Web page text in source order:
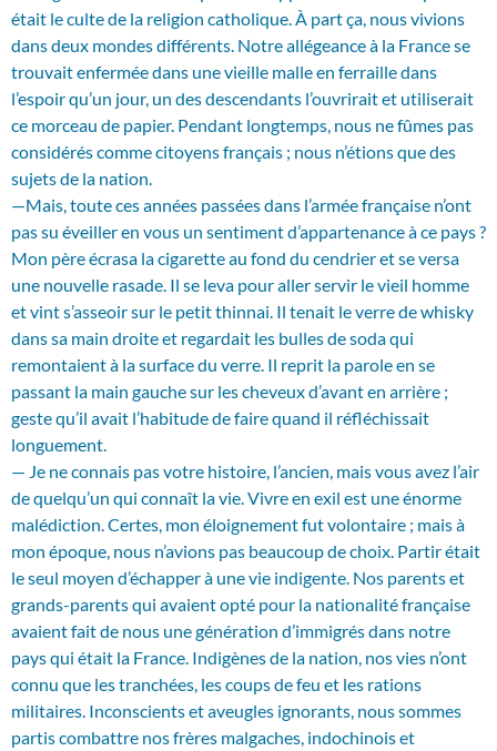
était le culte de la religion catholique. À part ça, nous vivions
dans deux mondes différents. Notre allégeance à la France se
trouvait enfermée dans une vieille malle en ferraille dans
l’espoir qu’un jour, un des descendants l’ouvrirait et utiliserait
ce morceau de papier. Pendant longtemps, nous ne fûmes pas
considérés comme citoyens français ; nous n’étions que des
sujets de la nation.
—Mais, toute ces années passées dans l’armée française n’ont
pas su éveiller en vous un sentiment d’appartenance à ce pays ?
Mon père écrasa la cigarette au fond du cendrier et se versa
une nouvelle rasade. Il se leva pour aller servir le vieil homme
et vint s’asseoir sur le petit thinnai. Il tenait le verre de whisky
dans sa main droite et regardait les bulles de soda qui
remontaient à la surface du verre. Il reprit la parole en se
passant la main gauche sur les cheveux d’avant en arrière ;
geste qu’il avait l’habitude de faire quand il réfléchissait
longuement.
— Je ne connais pas votre histoire, l’ancien, mais vous avez l’air
de quelqu’un qui connaît la vie. Vivre en exil est une énorme
malédiction. Certes, mon éloignement fut volontaire ; mais à
mon époque, nous n’avions pas beaucoup de choix. Partir était
le seul moyen d’échapper à une vie indigente. Nos parents et
grands-parents qui avaient opté pour la nationalité française
avaient fait de nous une génération d’immigrés dans notre
pays qui était la France. Indigènes de la nation, nos vies n’ont
connu que les tranchées, les coups de feu et les rations
militaires. Inconscients et aveugles ignorants, nous sommes
partis combattre nos frères malgaches, indochinois et